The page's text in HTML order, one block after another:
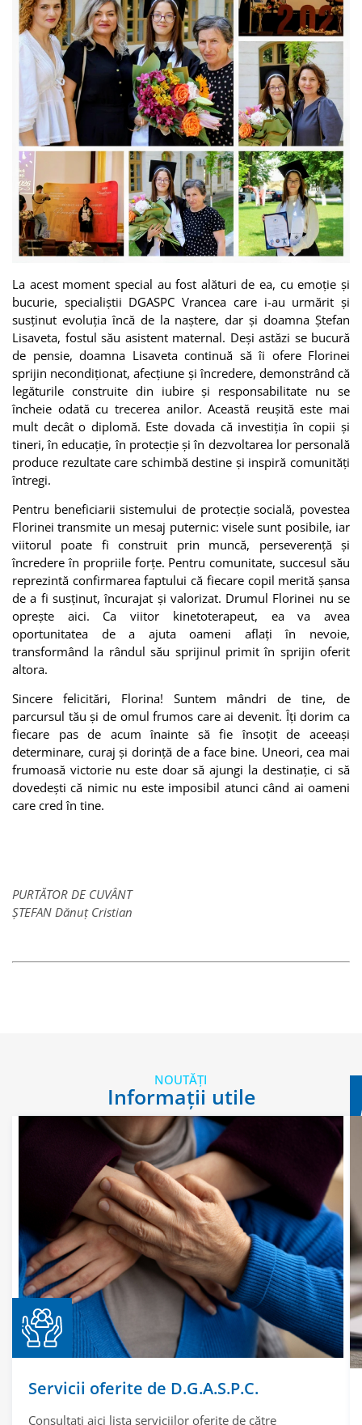
La acest moment special au fost alături de ea, cu emoție și
bucurie, specialiștii DGASPC Vrancea care i-au urmărit și
susținut evoluția încă de la naștere, dar și doamna Ștefan
Lisaveta, fostul său asistent maternal. Deși astăzi se bucură
de pensie, doamna Lisaveta continuă să îi ofere Florinei
sprijin necondiționat, afecțiune și încredere, demonstrând că
legăturile construite din iubire și responsabilitate nu se
încheie odată cu trecerea anilor. Această reușită este mai
mult decât o diplomă. Este dovada că investiția în copii și
tineri, în educație, în protecție și în dezvoltarea lor personală
produce rezultate care schimbă destine și inspiră comunități
întregi.
Pentru beneficiarii sistemului de protecție socială, povestea
Florinei transmite un mesaj puternic: visele sunt posibile, iar
viitorul poate fi construit prin muncă, perseverență și
încredere în propriile forțe. Pentru comunitate, succesul său
reprezintă confirmarea faptului că fiecare copil merită șansa
de a fi susținut, încurajat și valorizat. Drumul Florinei nu se
oprește aici. Ca viitor kinetoterapeut, ea va avea
oportunitatea de a ajuta oameni aflați în nevoie,
transformând la rândul său sprijinul primit în sprijin oferit
altora.
Sincere felicitări, Florina! Suntem mândri de tine, de
parcursul tău și de omul frumos care ai devenit. Îți dorim ca
fiecare pas de acum înainte să fie însoțit de aceeași
determinare, curaj și dorință de a face bine. Uneori, cea mai
frumoasă victorie nu este doar să ajungi la destinație, ci să
dovedești că nimic nu este imposibil atunci când ai oameni
care cred în tine.
PURTĂTOR DE CUVÂNT
ȘTEFAN Dănuț Cristian
NOUTĂȚI
Informații utile
Servicii oferite de D.G.A.S.P.C.
Consultați aici lista serviciilor oferite de către